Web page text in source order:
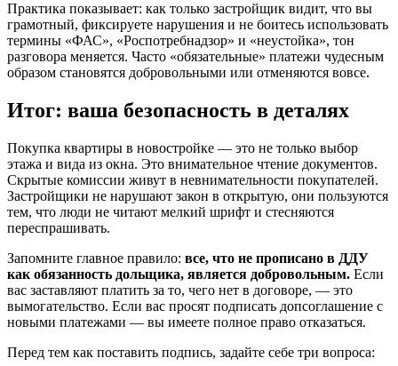
Практика показывает: как только застройщик видит, что вы
грамотный, фиксируете нарушения и не боитесь использовать
термины «ФАС», «Роспотребнадзор» и «неустойка», тон
разговора меняется. Часто «обязательные» платежи чудесным
образом становятся добровольными или отменяются вовсе.
Итог: ваша безопасность в деталях
Покупка квартиры в новостройке — это не только выбор
этажа и вида из окна. Это внимательное чтение документов.
Скрытые комиссии живут в невнимательности покупателей.
Застройщики не нарушают закон в открытую, они пользуются
тем, что люди не читают мелкий шрифт и стесняются
переспрашивать.
Запомните главное правило: все, что не прописано в ДДУ
как обязанность дольщика, является добровольным. Если
вас заставляют платить за то, чего нет в договоре, — это
вымогательство. Если вас просят подписать допсоглашение с
новыми платежами — вы имеете полное право отказаться.
Перед тем как поставить подпись, задайте себе три вопроса: